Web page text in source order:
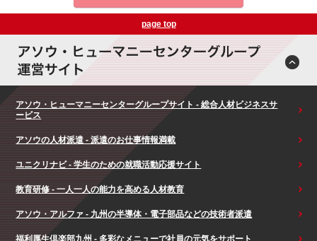
page top
アソウ・ヒューマニーセンターグループサイト - 総合人材ビジネスサ
ービス
アソウの人材派遣 - 派遣のお仕事情報満載
ユニクリナビ - 学生のための就職活動応援サイト
教育研修 - 一人一人の能力を高める人材教育
アソウ・アルファ - 九州の半導体・電子部品などの技術者派遣
福利厚生倶楽部九州 - 多彩なメニューで社員の元気をサポート